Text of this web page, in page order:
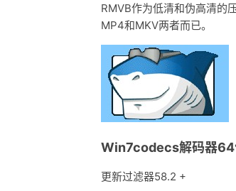
RMVB作为低清和伪高清的
MP4和MKV两者而已。
Win7codecs解码器64
更新过滤器58.2 +